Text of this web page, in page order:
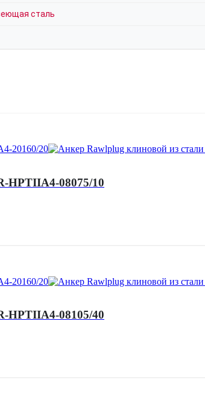
сталь
HPTIIA4-08075/10
HPTIIA4-08105/40